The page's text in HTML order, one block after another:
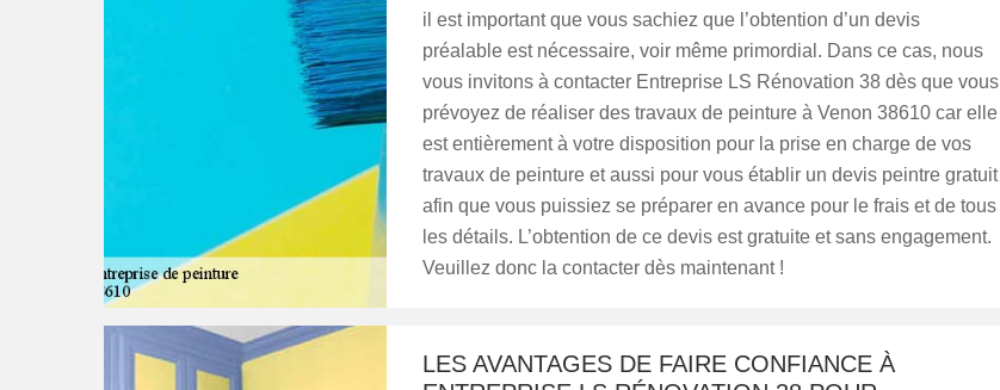
il est important que vous sachiez que l’obtention d’un devis
préalable est nécessaire, voir même primordial. Dans ce cas, nous
vous invitons à contacter Entreprise LS Rénovation 38 dès que vous
prévoyez de réaliser des travaux de peinture à Venon 38610 car elle
est entièrement à votre disposition pour la prise en charge de vos
travaux de peinture et aussi pour vous établir un devis peintre gratuit
afin que vous puissiez se préparer en avance pour le frais et de tous
les détails. L’obtention de ce devis est gratuite et sans engagement.
Veuillez donc la contacter dès maintenant !
LES AVANTAGES DE FAIRE CONFIANCE À